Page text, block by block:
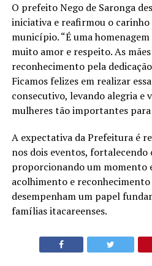
O prefeito Nego de Saronga
iniciativa e reafirmou o carinho
município. “É uma
muito amor e respeito. As
reconhecimento pela
Ficamos felizes em realizar
consecutivo, levando alegria e
mulheres tão importantes
A expectativa da Prefeitura é
nos dois eventos, fortalecendo
proporcionando um momento
acolhimento e reconhecimento
desempenham um papel
famílias itacareenses.